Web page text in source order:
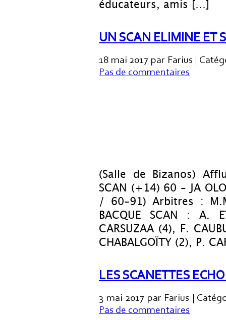
éducateurs, amis […]
UN SCAN ELIMINE ET
18 mai 2017 par Farius |
Pas de commentaires
(Salle de Bizanos)
SCAN (+14) 60 – JA
/ 60-91) Arbitres : M.M
BACQUE SCAN : A.
CARSUZAA (4), F.
CHABALGOÏTY (2), P.
LES SCANETTES
3 mai 2017 par Farius |
Pas de commentaires